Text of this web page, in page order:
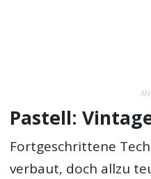
Pastell:
Fortgeschrittene
verbaut, doch allzu